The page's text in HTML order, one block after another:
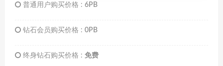
普通用户购买价格 : 6PB
钻石会员购买价格 : 0PB
终身钻石购买价格 : 免费